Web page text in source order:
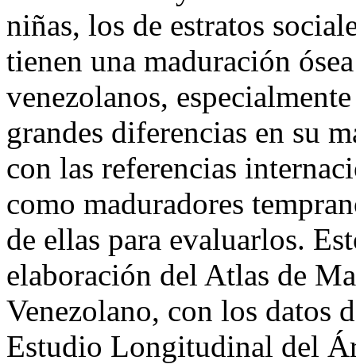
niñas, los de estratos
tienen una maduración
venezolanos,
grandes diferencias en su
con las referencias
como maduradores
de ellas para evaluarlos.
elaboración del Atlas de
Venezolano, con los datos
Estudio Longitudinal del